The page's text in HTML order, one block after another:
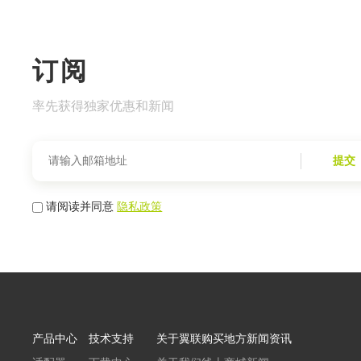
订阅
率先获得独家优惠和新闻
提交
请阅读并同意隐私政策
产品中心
技术支持
关于翼联购买地方新闻资讯